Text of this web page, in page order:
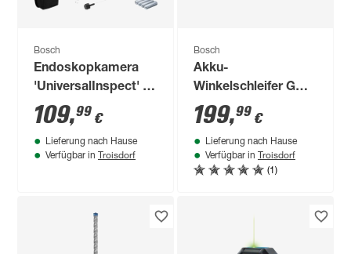
Bosch
Endoskopkamera
'UniversalInspect' 95
cm Ø 8mm mit
Tasche
109,99 €
Lieferung nach Hause
Verfügbar in Troisdorf
Bosch
Akku-
Winkelschleifer GWS
18V-11 S
199,99 €
Lieferung nach Hause
Verfügbar in Troisdorf
(1)